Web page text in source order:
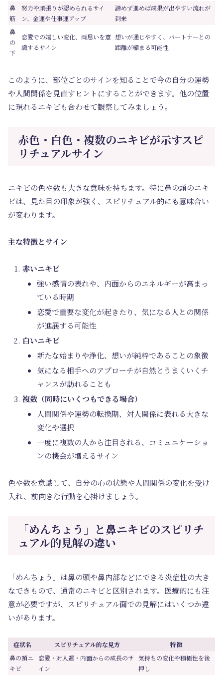
鼻
筋
努力や頑張りが認められるサイ
ン、金運や仕事運アップ
諦めず進めば成果が出やすい流れが
到来
鼻
の
下
恋愛での嬉しい変化、両思いを意
識するサイン
想いが通じやすく、パートナーとの
距離が縮まる可能性
このように、部位ごとのサインを知ることで今の自分の運勢
や人間関係を見直すヒントにすることができます。他の位置
に現れるニキビも合わせて観察してみましょう。
赤色・白色・複数のニキビが示すスピ
リチュアルサイン
ニキビの色や数も大きな意味を持ちます。特に鼻の頭のニキ
ビは、見た目の印象が強く、スピリチュアル的にも意味合い
が変わります。
主な特徴とサイン
赤いニキビ
強い感情の表れや、内面からのエネルギーが高まっ
ている時期
恋愛で重要な変化が起きたり、気になる人との関係
が進展する可能性
白いニキビ
新たな始まりや浄化、想いが純粋であることの象徴
気になる相手へのアプローチが自然とうまくいくチ
ャンスが訪れることも
複数（同時にいくつもできる場合）
人間関係や運勢の転換期、対人関係に表れる大きな
変化や選択
一度に複数の人から注目される、コミュニケーショ
ンの機会が増えるサイン
色や数を意識して、自分の心の状態や人間関係の変化を受け
入れ、前向きな行動を心掛けましょう。
「めんちょう」と鼻ニキビのスピリチ
ュアル的見解の違い
「めんちょう」は鼻の頭や鼻内部などにできる炎症性の大き
なできもので、通常のニキビと区別されます。医療的にも注
意が必要ですが、スピリチュアル面での見解にはいくつか違
いがあります。
症状名 スピリチュアル的な見方
特徴
鼻の頭ニ
キビ
恋愛・対人運・内面からの成長のサ
イン
気持ちの変化や積極性を後
押し